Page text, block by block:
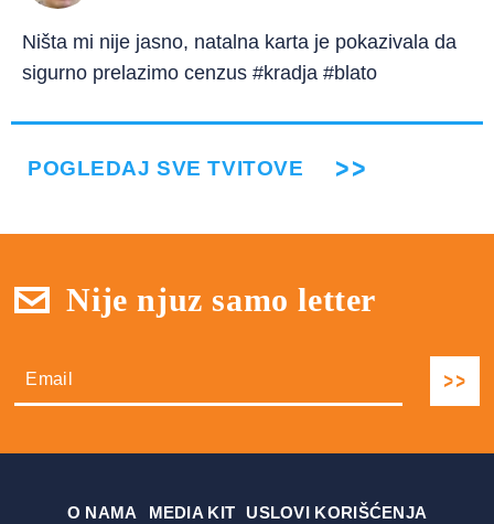
Ništa mi nije jasno, natalna karta je pokazivala da
sigurno prelazimo cenzus #kradja #blato
POGLEDAJ SVE TVITOVE
Nije njuz samo letter
О NAMA MEDIA KIT USLOVI KORIŠĆENJA